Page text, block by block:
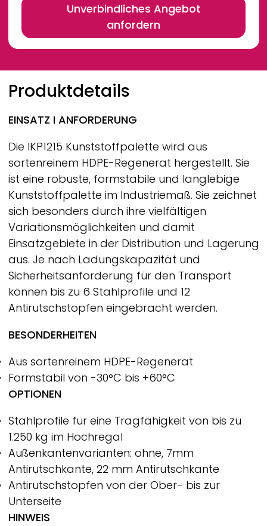
Unverbindliches Angebot
anfordern
Breadcrumb
Produktdetails
EINSATZ I ANFORDERUNG
Die IKP1215 Kunststoffpalette wird aus
sortenreinem HDPE-Regenerat hergestellt. Sie
ist eine robuste, formstabile und langlebige
Kunststoffpalette im Industriemaß. Sie zeichnet
sich besonders durch ihre vielfältigen
Variationsmöglichkeiten und damit
Einsatzgebiete in der Distribution und Lagerung
aus. Je nach Ladungskapazität und
Sicherheitsanforderung für den Transport
können bis zu 6 Stahlprofile und 12
Antirutschstopfen eingebracht werden.
BESONDERHEITEN
Aus sortenreinem HDPE-Regenerat
Formstabil von -30°C bis +60°C
OPTIONEN
Stahlprofile für eine Tragfähigkeit von bis zu
1.250 kg im Hochregal
Außenkantenvarianten: ohne, 7mm
Antirutschkante, 22 mm Antirutschkante
Antirutschstopfen von der Ober- bis zur
Unterseite
HINWEIS